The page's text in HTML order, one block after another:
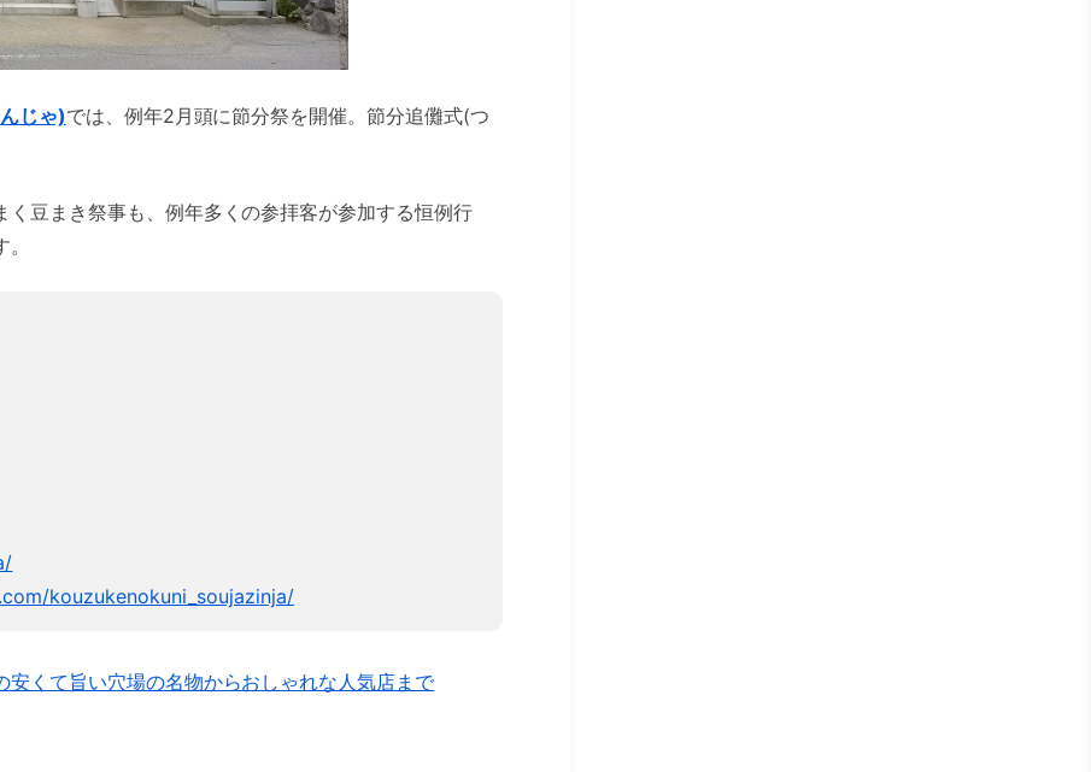
じゃ)では、例年2月頭に節分祭を開催。節分追儺式(つ
豆まき祭事も、例年多くの参拝客が参加する恒例行
kouzukenokuni_soujazinja/
くて旨い穴場の名物からおしゃれな人気店まで